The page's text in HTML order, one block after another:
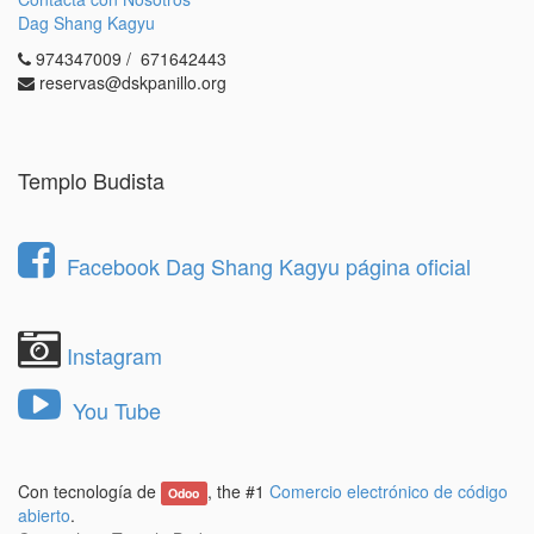
1.- Revisa las
normas generales.
2.- Rellena elformulario aquí
Posteriormente, la Junta directiva le comunicará a
Dag Shang Kagyu
974347009 / 671642443
reservas@dskpanillo.org
Templo Budista
Facebook Dag Shang Kagyu página oficial
Instagram
You Tube
Con tecnología de Odoo , the #1 Comercio electrónico de código
abierto.